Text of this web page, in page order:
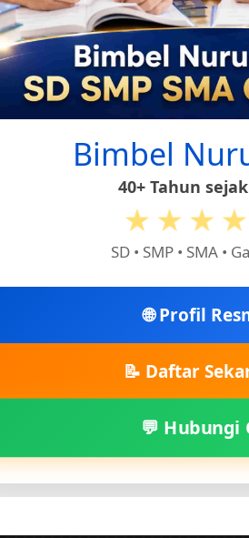
t o
gl
e
Tr
a
n
ar
e
Bimbel
40+ Tahun
SD • SMP • SMA •
🌐 Profil
📝 Daftar
💬 Hubungi